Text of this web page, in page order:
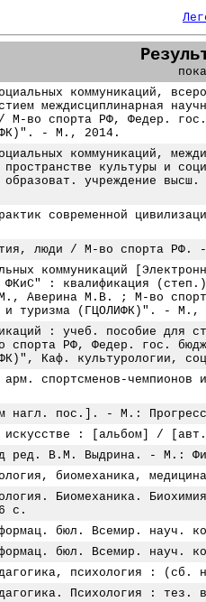
коммуникаций,
междисциплинарная
/ М-во спорта РФ, Федер.
- М., 2014.
коммуникаций,
пространстве культуры
учреждение
практик современной
люди / М-во спорта
коммуникаций
ФКиС" : квалификация
Аверина М.В. ; М-во
и туризма (ГЦОЛИФК)". - М.,
: учеб. пособие
РФ, Федер. гос.
Каф. культурологии,
спортсменов-
нагл. пос.]. - М.:
искусстве : [альбом]
ред. В.М. Выдрина. - М.:
биомеханика,
Биомеханика.
с.
бюл. Всемир.
бюл. Всемир.
психология :
Психология :